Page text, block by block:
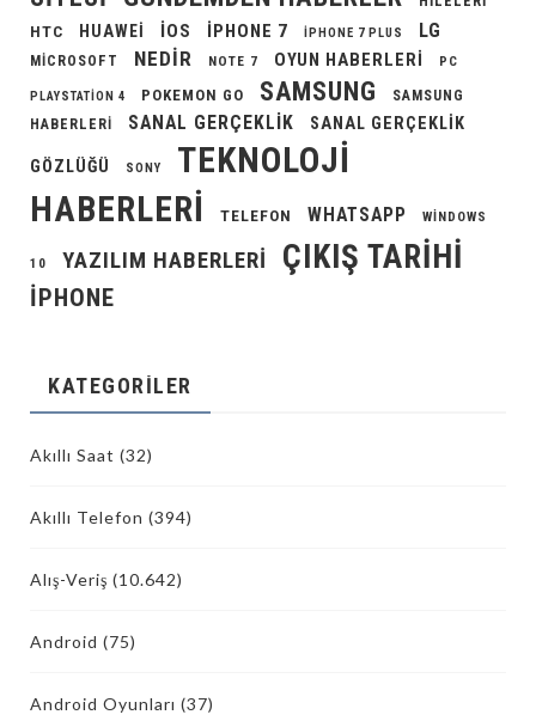
HTC
HUAWEI IOS IPHONE 7 IPHONE 7 PLUS LG
MICROSOFT NEDIR NOTE 7 OYUN HABERLERI PC
PLAYSTATION 4 POKEMON GO SAMSUNG
SAMSUNG
HABERLERI
SANAL GERÇEKLIK SANAL GERÇEKLIK
GÖZLÜĞÜ SONY
TEKNOLOJI
HABERLERI
TELEFON WHATSAPP WINDOWS
10 YAZILIM HABERLERI ÇIKIŞ TARIHI
İPHONE
KATEGORILER
Akıllı Saat (32)
Akıllı Telefon (394)
Alış-Veriş (10.642)
Android (75)
Android Oyunları (37)